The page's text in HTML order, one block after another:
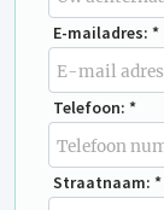
E-mailadres: *
Telefoon: *
Straatnaam: *